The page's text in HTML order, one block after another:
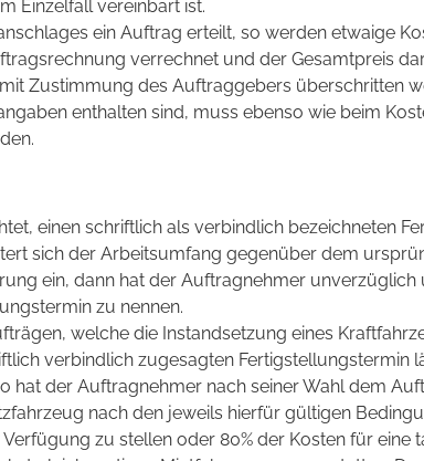
Einzelfall vereinbart ist.
ein Auftrag erteilt, so werden etwaige
verrechnet und der Gesamtpreis
Zustimmung des Auftraggebers überschritten
enthalten sind, muss ebenso wie beim
einen schriftlich als verbindlich bezeichneten
sich der Arbeitsumfang gegenüber dem
ein, dann hat der Auftragnehmer unverzüglich
zu nennen.
welche die Instandsetzung eines
verbindlich zugesagten Fertigstellungstermin
hat der Auftragnehmer nach seiner Wahl dem
nach den jeweils hierfür gültigen
zu stellen oder 80% der Kosten für eine